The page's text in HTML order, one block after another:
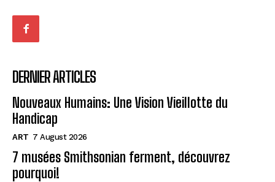
DERNIER ARTICLES
Nouveaux Humains: Une Vision Vieillotte du
Handicap
ART 7 August 2026
7 musées Smithsonian ferment, découvrez
pourquoi!